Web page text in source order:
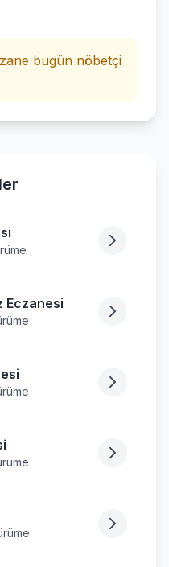
bugün nöbetçi
Eczanesi